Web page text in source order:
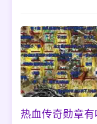
热血传奇勋章